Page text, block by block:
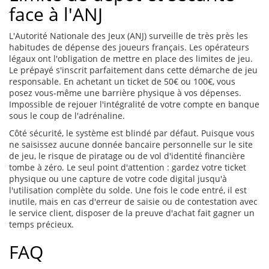
face à l'ANJ
L'Autorité Nationale des Jeux (ANJ) surveille de très près les
habitudes de dépense des joueurs français. Les opérateurs
légaux ont l'obligation de mettre en place des limites de jeu.
Le prépayé s'inscrit parfaitement dans cette démarche de jeu
responsable. En achetant un ticket de 50€ ou 100€, vous
posez vous-même une barrière physique à vos dépenses.
Impossible de rejouer l'intégralité de votre compte en banque
sous le coup de l'adrénaline.
Côté sécurité, le système est blindé par défaut. Puisque vous
ne saisissez aucune donnée bancaire personnelle sur le site
de jeu, le risque de piratage ou de vol d'identité financière
tombe à zéro. Le seul point d'attention : gardez votre ticket
physique ou une capture de votre code digital jusqu'à
l'utilisation complète du solde. Une fois le code entré, il est
inutile, mais en cas d'erreur de saisie ou de contestation avec
le service client, disposer de la preuve d'achat fait gagner un
temps précieux.
FAQ